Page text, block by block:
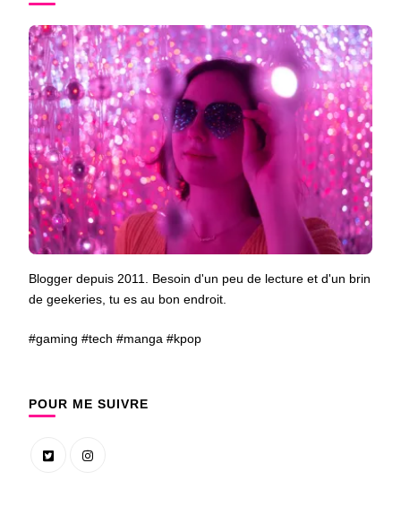
Blogger depuis 2011. Besoin d'un peu de lecture et d'un brin
de geekeries, tu es au bon endroit.
#gaming #tech #manga #kpop
POUR ME SUIVRE